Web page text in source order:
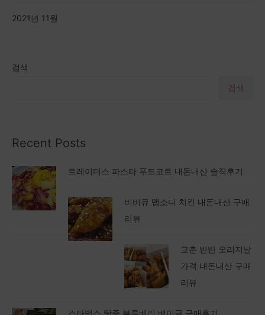
검색
검색
Recent Posts
트레이더스 파스타 푸드코트 내돈내산 솔직후기
비비큐 맵소디 치킨 내돈내산 구매
리뷰
교촌 반반 오리지날
가격 내돈내산 구매
리뷰
스타벅스 탕종 블루베리 베이글 구매후기
2021년 11월